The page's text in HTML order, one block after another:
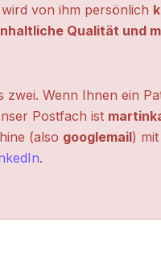
von ihm persönlich
Qualität und
Wenn Ihnen ein
Postfach ist
(also googlemail)
.